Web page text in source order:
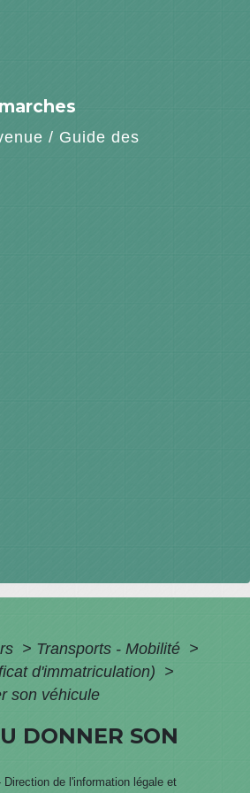
/ Guide des
> Transports - Mobilité >
d'immatriculation) >
son véhicule
DONNER SON
de l'information légale et